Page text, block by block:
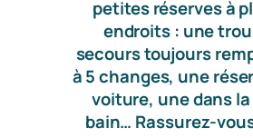
petites réserves à
endroits : une
secours toujours
à 5 changes, une
voiture, une dans
bain… Rassurez-